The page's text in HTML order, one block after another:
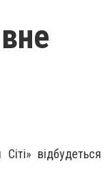
відбудеться